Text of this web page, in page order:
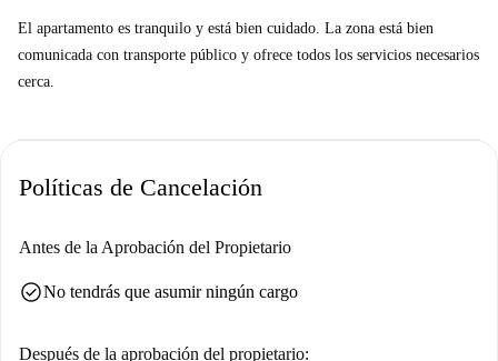
El apartamento es tranquilo y está bien cuidado. La zona está bien
comunicada con transporte público y ofrece todos los servicios necesarios
cerca.
Políticas de Cancelación
Antes de la Aprobación del Propietario
check_circleNo tendrás que asumir ningún cargo
Después de la aprobación del propietario: